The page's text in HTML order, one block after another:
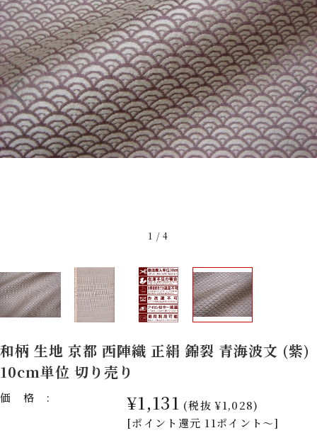
1 /4
和柄 生地 京都 西陣織 正絹 錦裂 青海波文 (紫)
10cm単位 切り売り
価格: ¥1,131 (税抜 ¥1,028)
[ポイント還元 11ポイント～]